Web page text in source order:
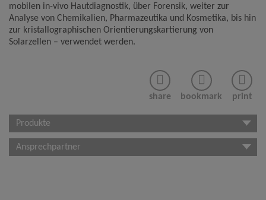
mobilen in-vivo Hautdiagnostik, über Forensik, weiter zur
Analyse von Chemikalien, Pharmazeutika und Kosmetika, bis hin
zur kristallographischen Orientierungskartierung von
Solarzellen – verwendet werden.
share bookmark print
Produkte
Ansprechpartner